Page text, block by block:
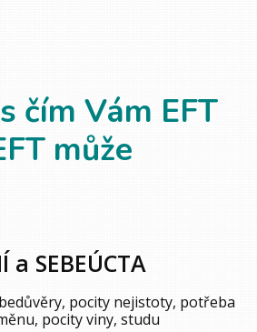
čím Vám EFT
může
a SEBEÚCTA
pocity nejistoty, potřeba
pocity viny, studu